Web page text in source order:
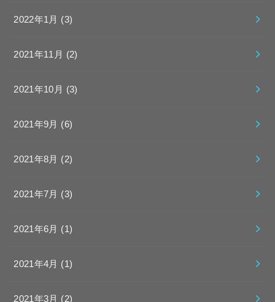
2022年1月 (3)
2021年11月 (2)
2021年10月 (3)
2021年9月 (6)
2021年8月 (2)
2021年7月 (3)
2021年6月 (1)
2021年4月 (1)
2021年3月 (2)